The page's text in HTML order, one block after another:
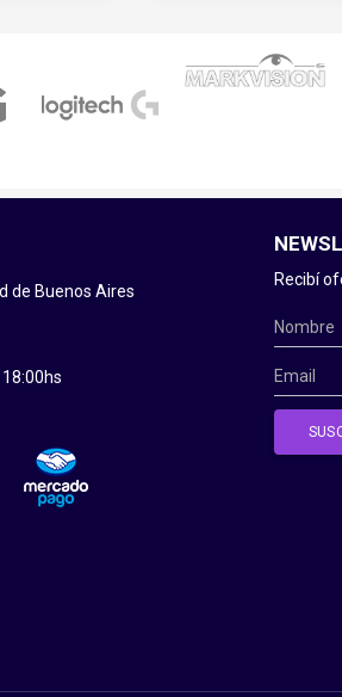
de Buenos Aires
Recibí